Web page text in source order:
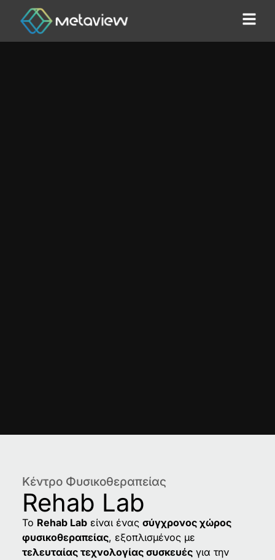
Κέντρο Φυσικοθεραπείας
Rehab Lab
Το Rehab Labείναι ένας σύγχρονος χώρος
φυσικοθεραπείας, εξοπλισμένος με
τελευταίας τεχνολογίας συσκευέςγια την